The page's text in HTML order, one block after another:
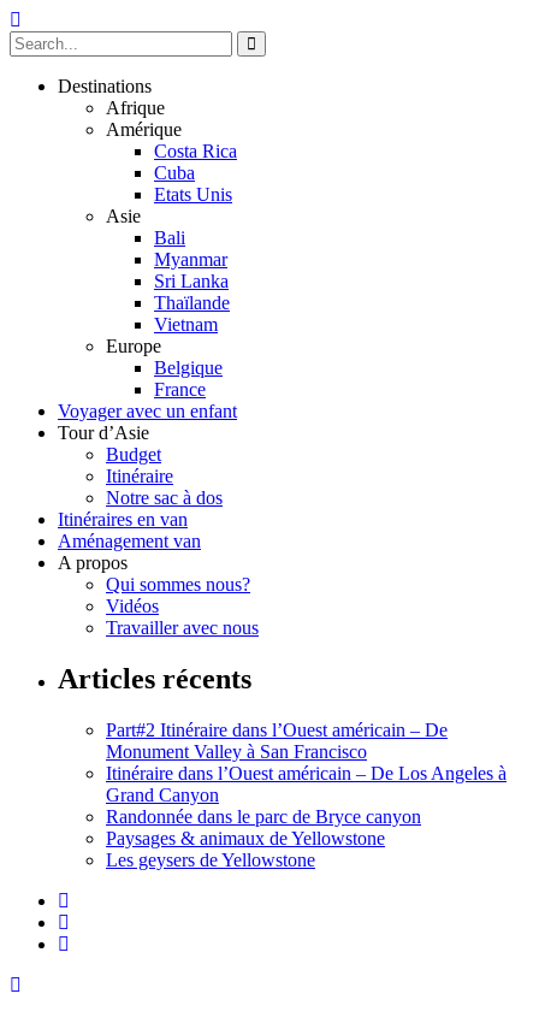
Destinations
Afrique
Amérique
Costa Rica
Cuba
Etats Unis
Asie
Bali
Myanmar
Sri Lanka
Thaïlande
Vietnam
Europe
Belgique
France
Voyager avec un enfant
Tour d’Asie
Budget
Itinéraire
Notre sac à dos
Itinéraires en van
Aménagement van
A propos
Qui sommes nous?
Vidéos
Travailler avec nous
Articles récents
Part#2 Itinéraire dans l’Ouest américain – De
Monument Valley à San Francisco
Itinéraire dans l’Ouest américain – De Los Angeles à
Grand Canyon
Randonnée dans le parc de Bryce canyon
Paysages & animaux de Yellowstone
Les geysers de Yellowstone